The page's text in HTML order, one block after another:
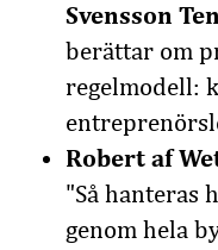
Svensson
berättar om
regelmodell:
Robert af
"Så hanteras
genom hela